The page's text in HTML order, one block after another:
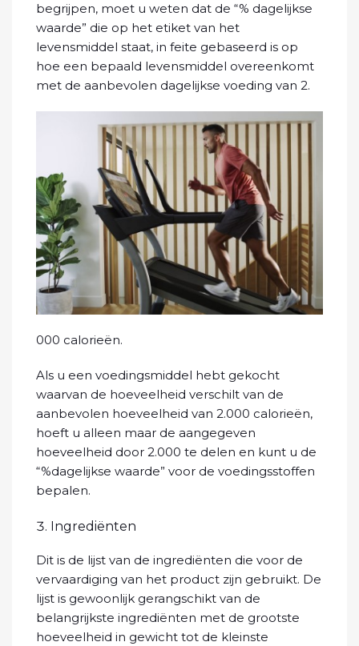
begrijpen, moet u weten dat de “% dagelijkse
waarde” die op het etiket van het
levensmiddel staat, in feite gebaseerd is op
hoe een bepaald levensmiddel overeenkomt
met de aanbevolen dagelijkse voeding van 2.
000 calorieën.
Als u een voedingsmiddel hebt gekocht
waarvan de hoeveelheid verschilt van de
aanbevolen hoeveelheid van 2.000 calorieën,
hoeft u alleen maar de aangegeven
hoeveelheid door 2.000 te delen en kunt u de
“%dagelijkse waarde” voor de voedingsstoffen
bepalen.
Ingrediënten
Dit is de lijst van de ingrediënten die voor de
vervaardiging van het product zijn gebruikt. De
lijst is gewoonlijk gerangschikt van de
belangrijkste ingrediënten met de grootste
hoeveelheid in gewicht tot de kleinste